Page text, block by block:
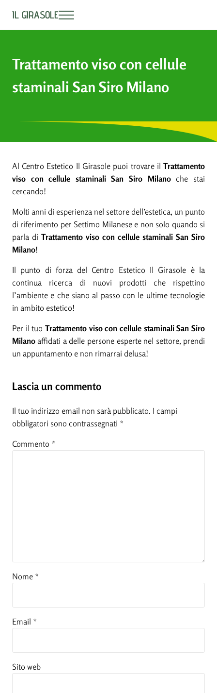
IL GIRASOLE
Centro Estetico - Benessere Milano
Menu
Trattamento viso con cellule
staminali San Siro Milano
Al Centro Estetico Il Girasole puoi trovare ilTrattamento
viso con cellule staminali San Siro Milanoche stai
cercando!
Molti anni di esperienza nel settore dell’estetica, un punto
di riferimento per Settimo Milanese e non solo quando si
parla di Trattamento viso con cellule staminali San Siro
Milano!
Il punto di forza del Centro Estetico Il Girasole è la
continua ricerca di nuovi prodotti che rispettino
l’ambiente e che siano al passo con le ultime tecnologie
in ambito estetico!
Per il tuo Trattamento viso con cellule staminali San Siro
Milano affidati a delle persone esperte nel settore, prendi
un appuntamento e non rimarrai delusa!
Lascia un commento
Il tuo indirizzo email non sarà pubblicato. I campi
obbligatori sono contrassegnati *
Commento *
Nome *
Email *
Sito web